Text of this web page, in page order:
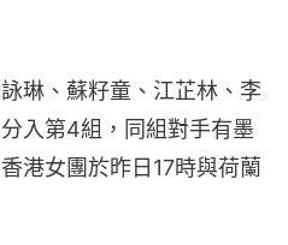
琳、蘇籽童、江芷林、李
入第4組，同組對手有墨
港女團於昨日17時與荷蘭